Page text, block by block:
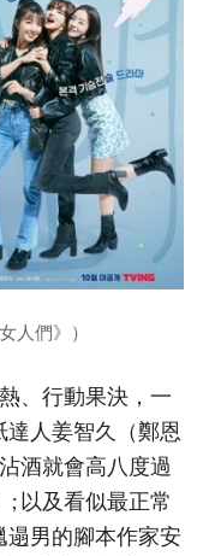
人們》）
、行動果決，一
人姜智久（鄭恩
酒就會高八度過
; 以及看似最正常
男的腳本作家安